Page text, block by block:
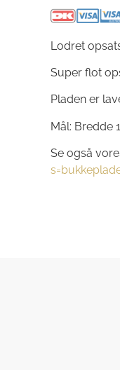
Lodret
Super flot
Pladen er
Mål: Bredde
Se også